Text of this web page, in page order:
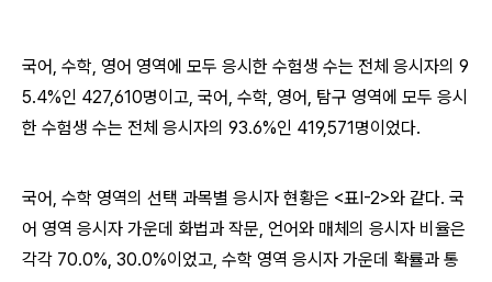
국어, 수학, 영어 영역에 모두 응시한 수험생 수는 전체 응시자의 9
5.4%인 427,610명이고, 국어, 수학, 영어, 탐구 영역에 모두 응시
한 수험생 수는 전체 응시자의 93.6%인 419,571명이었다.
국어, 수학 영역의 선택 과목별 응시자 현황은 <표Ⅰ-2>와 같다. 국
어 영역 응시자 가운데 화법과 작문, 언어와 매체의 응시자 비율은
각각 70.0%, 30.0%이었고, 수학 영역 응시자 가운데 확률과 통